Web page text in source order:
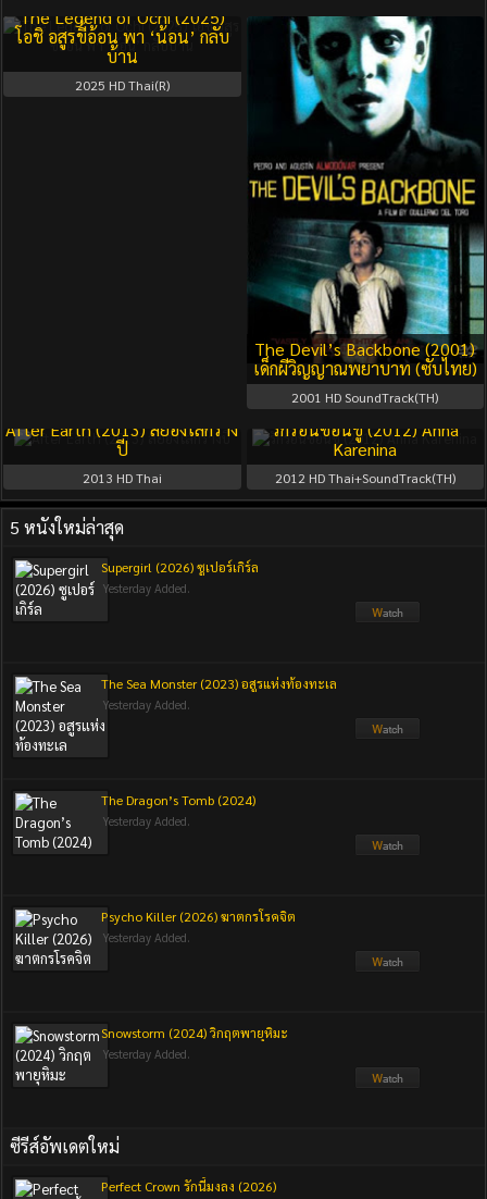
The Legend of Ochi (2025)
โอชิ อสูรขี้อ้อน พา ‘น้อน’ กลับ
บ้าน
2025 HD Thai(R)
The Devil’s Backbone (2001)
เด็กผีวิญญาณพยาบาท (ซับไทย)
2001 HD SoundTrack(TH)
After Earth (2013) สยองโลกร้าง
ปี
2013 HD Thai
รักร้อนซ่อนชู้ (2012) Anna
Karenina
2012HD Thai+SoundTrack(TH)
5 หนังใหม่ล่าสุด
Supergirl (2026) ซูเปอร์เกิร์ล
Yesterday Added.
The Sea Monster (2023) อสูรแห่งท้องทะเล
Yesterday Added.
The Dragon’s Tomb (2024)
Yesterday Added.
Psycho Killer (2026) ฆาตกรโรคจิต
Yesterday Added.
Snowstorm (2024) วิกฤตพายุหิมะ
Yesterday Added.
ซีรีส์อัพเดตใหม่
Perfect Crown รักนี้มงลง (2026)